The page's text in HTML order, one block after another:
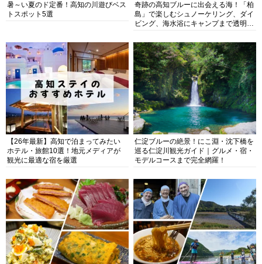
暑～い夏のド定番！高知の川遊びベス
トスポット5選
奇跡の高知ブルーに出会える海！「柏
島」で楽しむシュノーケリング、ダイ
ビング、海水浴にキャンプまで透明度
【26年最新】高知で泊まってみたい
ホテル・旅館10選！地元メディアが
観光に最適な宿を厳選
仁淀ブルーの絶景！にこ淵・沈下橋を
巡る仁淀川観光ガイド｜グルメ・宿・
モデルコースまで完全網羅！